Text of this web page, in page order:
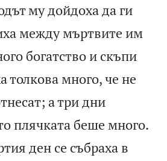
му дойдоха да ги
между мъртвите им
богатство и скъпи
толкова много, че не
а три дни
плячката беше много.
ден се събраха в